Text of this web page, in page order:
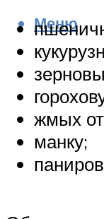
Меню
жмых
манку;